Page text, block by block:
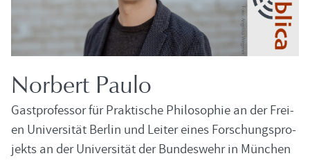
Nor­bert Paulo
Gast­pro­fes­sor für Prak­ti­sche Phi­lo­so­phie an der Frei­
en Uni­ver­si­tät Ber­lin und Lei­ter eines For­schungs­pro­
jekts an der Uni­ver­si­tät der Bun­des­wehr in Mün­chen